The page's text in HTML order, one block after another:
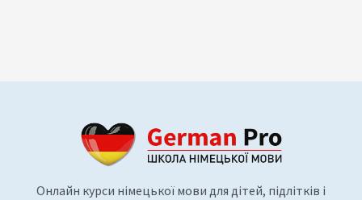
Онлайн курси німецької мови для дітей, підлітків і